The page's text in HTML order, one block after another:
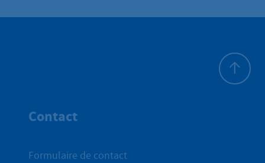
Contact
Formulaire de contact